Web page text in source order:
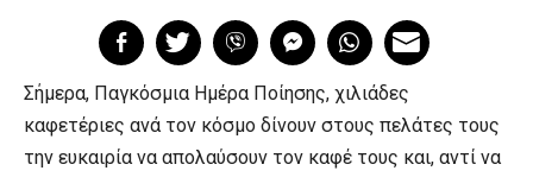
Σήμερα, Παγκόσμια Ημέρα Ποίησης, χιλιάδες
καφετέριες ανά τον κόσμο δίνουν στους πελάτες τους
την ευκαιρία να απολαύσουν τον καφέ τους και, αντί να